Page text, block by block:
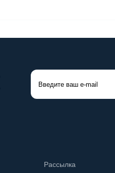
Рассылка